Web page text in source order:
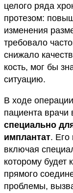
целого ряда
протезом:
изменения
требовало
снижало
кость, мог бы
ситуацию.
В ходе
пациента врачи
специально
имплантат. Его
включая
которому будет
прямого
проблемы,